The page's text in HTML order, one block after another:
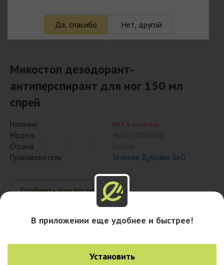
Микостоп дезодорант-
антиперспирант для ног 150 мл
спрей
Наличие
Нет в наличии
Модель
Страна
Производитель
Зеленая Дубрава ЗАО
Сообщить при поступлении
В приложении еще удобнее и быстрее!
Установить
Да, спасибо Нет, другой